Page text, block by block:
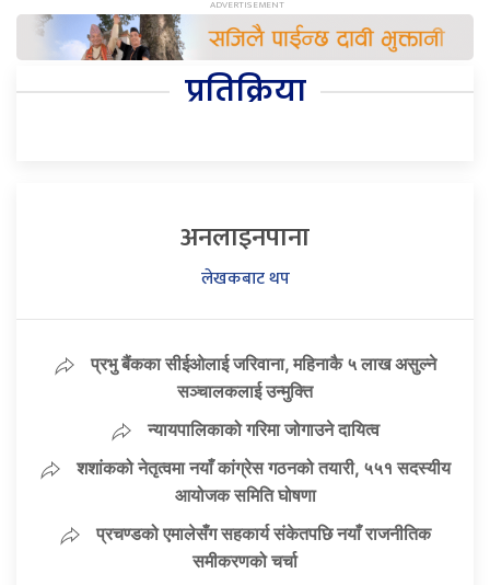
प्रतिक्रिया
अनलाइनपाना
लेखकबाट थप
प्रभु बैंकका सीईओलाई जरिवाना, महिनाकै ५ लाख असुल्ने
सञ्चालकलाई उन्मुक्ति
न्यायपालिकाको गरिमा जोगाउने दायित्व
शशांकको नेतृत्वमा नयाँ कांग्रेस गठनको तयारी, ५५१ सदस्यीय
आयोजक समिति घोषणा
प्रचण्डको एमालेसँग सहकार्य संकेतपछि नयाँ राजनीतिक
समीकरणको चर्चा